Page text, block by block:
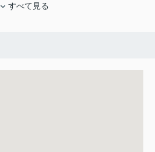
すべて見る